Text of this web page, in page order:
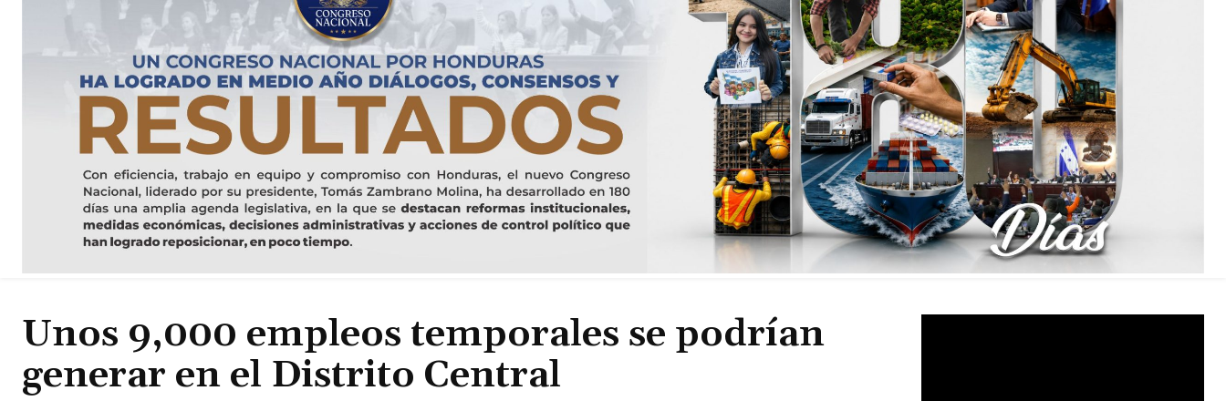
Unos 9,000 empleos temporales se podrían
generar en el Distrito Central